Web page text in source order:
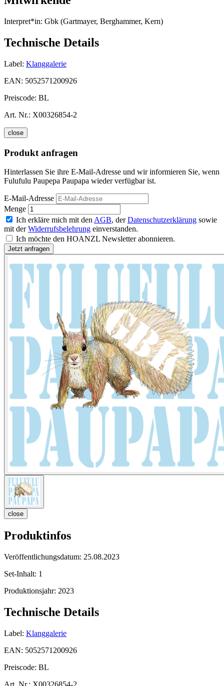
Interpret*in: Gbk (Gartmayer, Berghammer, Kern)
Technische Details
Label: Klanggalerie
EAN: 5052571200926
Preiscode: BL
Art. Nr.: X00326854-2
close
Produkt anfragen
Hinterlassen Sie ihre E-Mail-Adresse und wir informieren Sie, wenn
Fulufulu Paupepa Paupapa wieder verfügbar ist.
E-Mail-Adresse
Menge
Ich erkläre mich mit den AGB, derDatenschutzerklärung sowie
mit derWiderrufsbelehrung einverstanden.
Ich möchte den HOANZL Newsletter abonnieren.
close
Produktinfos
Veröffentlichungsdatum: 25.08.2023
Set-Inhalt: 1
Produktionsjahr: 2023
Technische Details
Label: Klanggalerie
EAN: 5052571200926
Preiscode: BL
Art. Nr.: X00326854-2